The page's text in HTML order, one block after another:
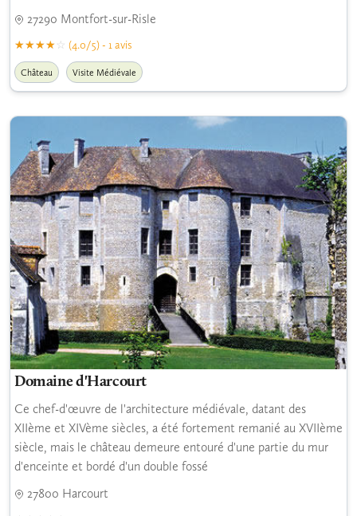
27290 Montfort-sur-Risle
(4.0/5) - 1 avis
Château Visite Médiévale
Domaine d'Harcourt
Ce chef-d'œuvre de l'architecture médiévale, datant des
XIIème et XIVème siècles, a été fortement remanié au XVIIème
siècle, mais le château demeure entouré d'une partie du mur
d'enceinte et bordé d'un double fossé
27800 Harcourt